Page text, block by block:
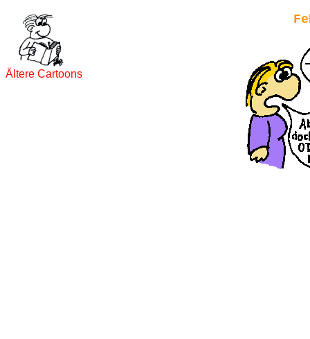
Ältere Cartoons